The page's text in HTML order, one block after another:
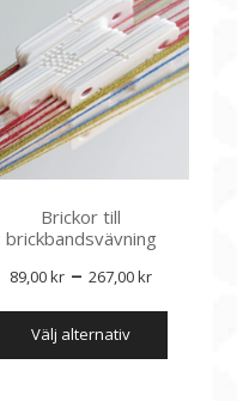
Brickor till
brickbandsvävning
89,00kr – 267,00kr
89,00 kr
välj alternativ
Den